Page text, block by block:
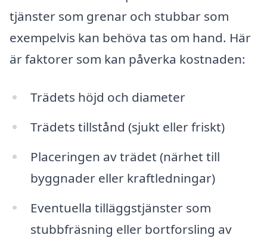
tjänster som grenar och stubbar som
exempelvis kan behöva tas om hand. Här
är faktorer som kan påverka kostnaden:
Trädets höjd och diameter
Trädets tillstånd (sjukt eller friskt)
Placeringen av trädet (närhet till
byggnader eller kraftledningar)
Eventuella tilläggstjänster som
stubbfräsning eller bortforsling av